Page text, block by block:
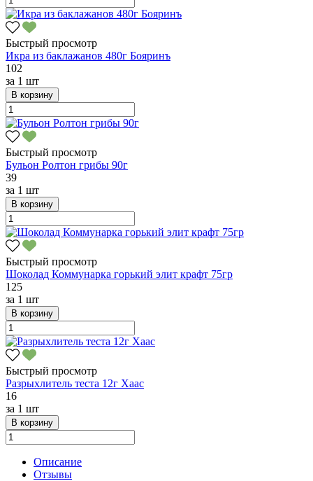
Быстрый просмотр
Икра из баклажанов 480г Бояринъ
102
за 1 шт
В корзину
Быстрый просмотр
Бульон Ролтон грибы 90г
39
за 1 шт
В корзину
Быстрый просмотр
Шоколад Коммунарка горький элит крафт 75гр
125
за 1 шт
В корзину
Быстрый просмотр
Разрыхлитель теста 12г Хаас
16
за 1 шт
В корзину
Описание
Отзывы